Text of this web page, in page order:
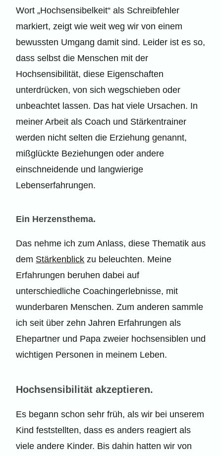
Wort „Hochsensibelkeit“ als Schreibfehler
markiert, zeigt wie weit weg wir von einem
bewussten Umgang damit sind. Leider ist es so,
dass selbst die Menschen mit der
Hochsensibilität, diese Eigenschaften
unterdrücken, von sich wegschieben oder
unbeachtet lassen. Das hat viele Ursachen. In
meiner Arbeit als Coach und Stärkentrainer
werden nicht selten die Erziehung genannt,
mißglückte Beziehungen oder andere
einschneidende und langwierige
Lebenserfahrungen.
Ein Herzensthema.
Das nehme ich zum Anlass, diese Thematik aus
dem Stärkenblick zu beleuchten. Meine
Erfahrungen beruhen dabei auf
unterschiedliche Coachingerlebnisse, mit
wunderbaren Menschen. Zum anderen sammle
ich seit über zehn Jahren Erfahrungen als
Ehepartner und Papa zweier hochsensiblen und
wichtigen Personen in meinem Leben.
Hochsensibilität akzeptieren.
Es begann schon sehr früh, als wir bei unserem
Kind feststellten, dass es anders reagiert als
viele andere Kinder. Bis dahin hatten wir von